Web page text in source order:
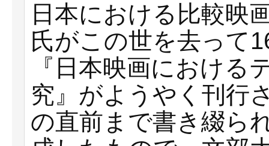
日本における比較映
氏がこの世を去って
『日本映画におけ
究』がようやく刊行
の直前まで書き綴ら